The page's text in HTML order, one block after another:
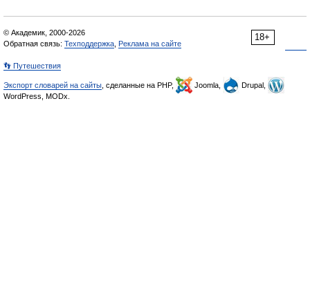
18+
© Академик, 2000-2026
Обратная связь: Техподдержка Реклама на сайте
👣 Путешествия
Экспорт словарей на сайты , сделанные на PHP, Joomla,
Drupal,
WordPress, MODx.